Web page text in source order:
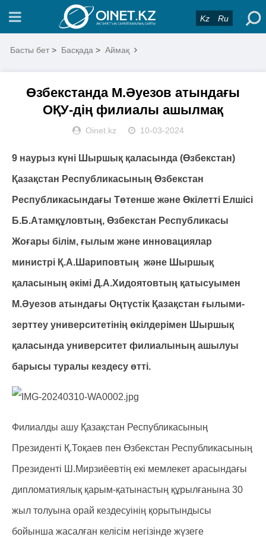
Kz Ru
Басты бет > Басқада > Аймақ
Өзбекстанда М.Әуезов атындағы
ОҚУ-дің филиалы ашылмақ
Oinet.kz 10-03-2024
9 наурыз күні Шыршық қаласында (Өзбекстан)
Қазақстан Республикасының Өзбекстан
Республикасындағы Төтенше және Өкілетті Елшісі
Б.Б.Атамқұловтың, Өзбекстан Республикасы
Жоғары білім, ғылым және инновациялар
министрі Қ.А.Шариповтың және Шыршық
қаласының әкімі Д.А.Хидоятовтың қатысуымен
М.Әуезов атындағы Оңтүстік Қазақстан ғылыми-
зерттеу университетінің өкілдерімен Шыршық
қаласында университет филиалының ашылуы
барысы туралы кездесу өтті.
Филиалды ашу Қазақстан Республикасының
Президенті Қ.Тоқаев пен Өзбекстан Республикасының
Президенті Ш.Мирзиёевтің екі мемлекет арасындағы
дипломатиялық қарым-қатынастың құрылғанына 30
жыл толуына орай кездесуінің қорытындысы
бойынша жасалған келісім негізінде жүзеге